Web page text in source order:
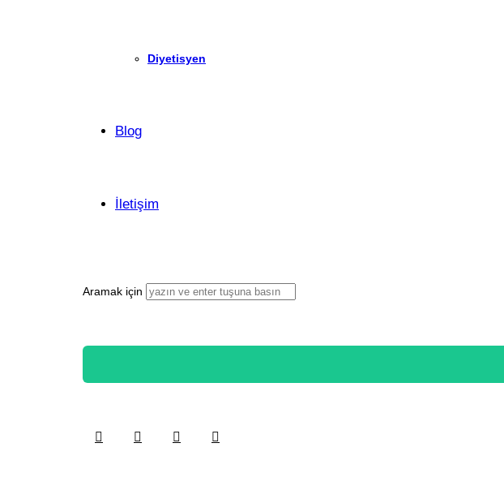
Diyetisyen
Blog
İletişim
Aramak için